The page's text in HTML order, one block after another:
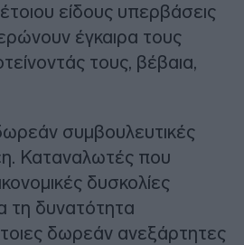
είδους υπερβάσεις
έγκαιρα τους
τους, βέβαια,
συμβουλευτικές
Καταναλωτές που
δυσκολίες
τη δυνατότητα
δωρεάν ανεξάρτητες